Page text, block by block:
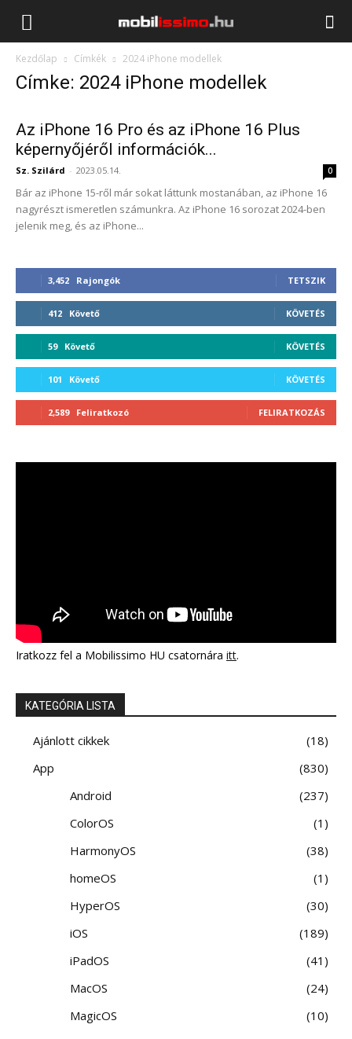
Mobilissimo.hu
Kezdőlap Címkék 2024 iPhone modellek
Címke: 2024 iPhone modellek
Az iPhone 16 Pro és az iPhone 16 Plus
képernyőjéről információk...
Sz. Szilárd - 2023.05.14. 0
Bár az iPhone 15-ről már sokat láttunk mostanában, az iPhone 16
nagyrészt ismeretlen számunkra. Az iPhone 16 sorozat 2024-ben
jelenik meg, és az iPhone...
3,452 Rajongók TETSZIK
412 Követő KÖVETÉS
59 Követő KÖVETÉS
101 Követő KÖVETÉS
2,589 Feliratkozó FELIRATKOZÁS
Iratkozz fel a Mobilissimo HU csatornára itt.
KATEGÓRIA LISTA
Ajánlott cikkek
18
App
830
Android
237
ColorOS
1
HarmonyOS
38
homeOS
1
HyperOS
30
iOS
189
iPadOS
41
MacOS
24
MagicOS
10